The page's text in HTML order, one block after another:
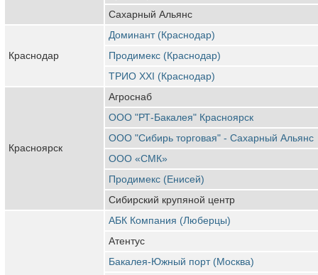
Сахарный Альянс
Краснодар
Доминант (Краснодар)
Продимекс (Краснодар)
ТРИО XXI (Краснодар)
Красноярск
Агроснаб
ООО "РТ-Бакалея" Красноярск
ООО "Сибирь торговая" - Сахарный Альянс
ООО «СМК»
Продимекс (Енисей)
Сибирский крупяной центр
АБК Компания (Люберцы)
Атентус
Бакалея-Южный порт (Москва)